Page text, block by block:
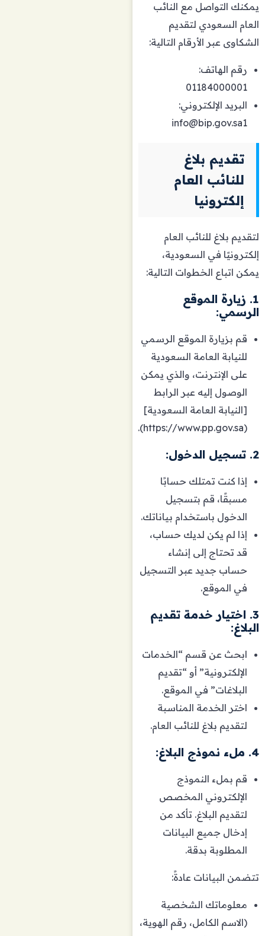
يمكنك التواصل مع النائب
العام السعودي لتقديم
الشكاوى عبر الأرقام التالية:
رقم الهاتف:
01184000001
البريد الإلكتروني:
info@bip.gov.sa1
تقديم بلاغ
للنائب العام
إلكترونيا
لتقديم بلاغ للنائب العام
إلكترونيًا في السعودية،
يمكن اتباع الخطوات التالية:
1. زيارة الموقع
الرسمي:
قم بزيارة الموقع الرسمي
للنيابة العامة السعودية
على الإنترنت، والذي يمكن
الوصول إليه عبر الرابط
[النيابة العامة السعودية]
(https://www.pp.gov.sa).
2. تسجيل الدخول:
إذا كنت تمتلك حسابًا
مسبقًا، قم بتسجيل
الدخول باستخدام بياناتك.
إذا لم يكن لديك حساب،
قد تحتاج إلى إنشاء
حساب جديد عبر التسجيل
في الموقع.
3. اختيار خدمة تقديم
البلاغ:
ابحث عن قسم “الخدمات
الإلكترونية” أو “تقديم
البلاغات” في الموقع.
اختر الخدمة المناسبة
لتقديم بلاغ للنائب العام.
4. ملء نموذج البلاغ:
قم بملء النموذج
الإلكتروني المخصص
لتقديم البلاغ. تأكد من
إدخال جميع البيانات
المطلوبة بدقة.
تتضمن البيانات عادةً:
معلوماتك الشخصية
(الاسم الكامل، رقم الهوية،